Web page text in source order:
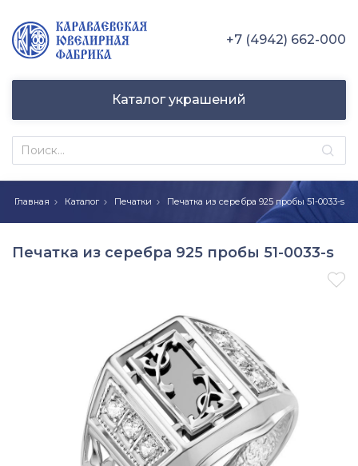
+7 (4942) 662-000
Каталог украшений
Главная Каталог Печатки Печатка из серебра 925 пробы 51-0033-s
Печатка из серебра 925 пробы 51-0033-s
